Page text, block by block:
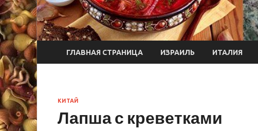
ГЛАВНАЯ СТРАНИЦА ИЗРАИЛЬ ИТАЛИЯ
КИТАЙ
Лапша с креветками